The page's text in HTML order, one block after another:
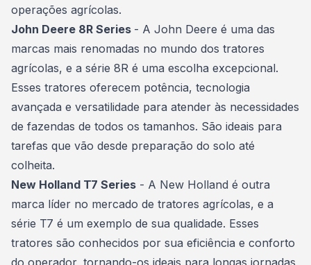
operações agrícolas.
John Deere 8R Series - A John Deere é uma das
marcas mais renomadas no mundo dos tratores
agrícolas, e a série 8R é uma escolha excepcional.
Esses tratores oferecem potência, tecnologia
avançada e versatilidade para atender às necessidades
de fazendas de todos os tamanhos. São ideais para
tarefas que vão desde preparação do solo até
colheita.
New Holland T7 Series - A New Holland é outra
marca líder no mercado de tratores agrícolas, e a
série T7 é um exemplo de sua qualidade. Esses
tratores são conhecidos por sua eficiência e conforto
do operador, tornando-os ideais para longas jornadas